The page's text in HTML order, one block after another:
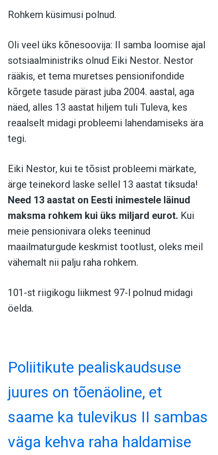
Rohkem küsimusi polnud.
Oli veel üks kõnesoovija: II samba loomise ajal
sotsiaalministriks olnud Eiki Nestor. Nestor
rääkis, et tema muretses pensionifondide
kõrgete tasude pärast juba 2004. aastal, aga
näed, alles 13 aastat hiljem tuli Tuleva, kes
reaalselt midagi probleemi lahendamiseks ära
tegi.
Eiki Nestor, kui te tõsist probleemi märkate,
ärge teinekord laske sellel 13 aastat tiksuda!
Need 13 aastat on Eesti inimestele läinud
maksma rohkem kui üks miljard eurot. Kui
meie pensionivara oleks teeninud
maailmaturgude keskmist tootlust, oleks meil
vähemalt nii palju raha rohkem.
101-st riigikogu liikmest 97-l polnud midagi
öelda.
Poliitikute pealiskaudsuse
juures on tõenäoline, et
saame ka tulevikus II sambas
väga kehva raha haldamise